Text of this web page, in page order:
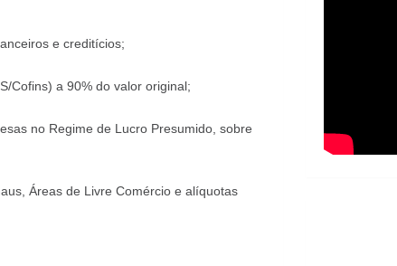
e creditícios;
Cofins) a 90% do valor original;
no Regime de Lucro Presumido, sobre
Áreas de Livre Comércio e alíquotas